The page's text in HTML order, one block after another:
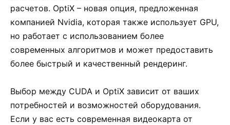
расчетов. OptiX – новая опция, предложенная
компанией Nvidia, которая также использует GPU,
но работает с использованием более
современных алгоритмов и может предоставить
более быстрый и качественный рендеринг.
Выбор между CUDA и OptiX зависит от ваших
потребностей и возможностей оборудования.
Если у вас есть современная видеокарта от